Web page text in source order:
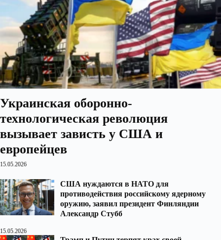
Украинская оборонно-
технологическая революция
вызывает зависть у США и
европейцев
15.05.2026
США нуждаются в НАТО для
противодействия российскому ядерному
оружию, заявил президент Финляндии
Александр Стубб
15.05.2026